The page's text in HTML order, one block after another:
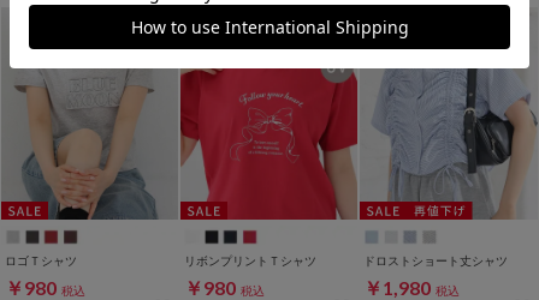
ロゴＴシャツ
￥980 税込
リボンプリントＴシャツ
￥980 税込
ドロストショート丈シャツ
￥1,980 税込